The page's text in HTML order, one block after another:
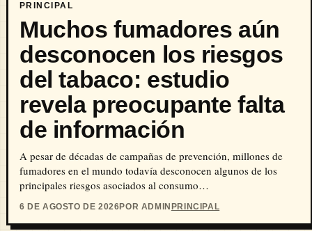
PRINCIPAL
Muchos fumadores aún
desconocen los riesgos
del tabaco: estudio
revela preocupante falta
de información
A pesar de décadas de campañas de prevención, millones de
fumadores en el mundo todavía desconocen algunos de los
principales riesgos asociados al consumo…
6 DE AGOSTO DE 2026POR ADMIN PRINCIPAL